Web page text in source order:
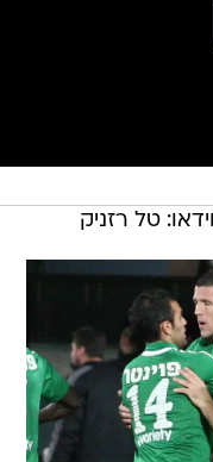
טל רזניק